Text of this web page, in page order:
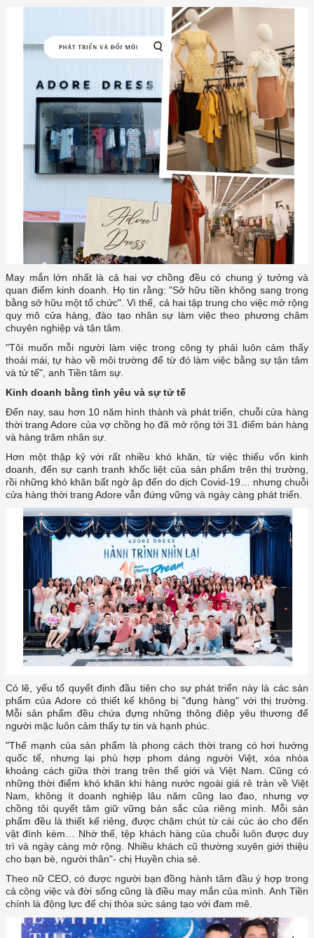
quan điểm kinh doanh. Họ tin rằng: "Sở hữu tiền không sang trọng
bằng sở hữu một tổ chức". Vì thế, cả hai tập trung cho việc mở rộng
quy mô cửa hàng, đào tạo nhân sự làm việc theo phương châm
thoải mái, tự hào về môi trường để từ đó làm việc bằng sự tận tâm
và tử tế", anh Tiền tâm sự.
Kinh doanh bằng tình yêu và sự tử tế
thời trang Adore của vợ chồng họ đã mở rộng tới 31 điểm bán hàng
doanh, đến sự cạnh tranh khốc liệt của sản phẩm trên thị trường,
rồi những khó khăn bất ngờ ập đến do dịch Covid-19… nhưng chuỗi
cửa hàng thời trang Adore vẫn đứng vững và ngày càng phát triển.
phẩm của Adore có thiết kế không bị "đụng hàng" với thị trường.
Mỗi sản phẩm đều chứa đựng những thông điệp yêu thương để
quốc tế, nhưng lại phù hợp phom dáng người Việt, xóa nhòa
khoảng cách giữa thời trang trên thế giới và Việt Nam. Cũng có
những thời điểm khó khăn khi hàng nước ngoài giá rẻ tràn về Việt
Nam, không ít doanh nghiệp lâu năm cũng lao đao, nhưng vợ
chồng tôi quyết tâm giữ vững bản sắc của riêng mình. Mỗi sản
phẩm đều là thiết kế riêng, được chăm chút từ cái cúc áo cho đến
vật đính kèm… Nhờ thế, tệp khách hàng của chuỗi luôn được duy
trì và ngày càng mở rộng. Nhiều khách cũ thường xuyên giới thiệu
cả công việc và đời sống cũng là điều may mắn của mình. Anh Tiền
chính là động lực để chị thỏa sức sáng tạo với đam mê.